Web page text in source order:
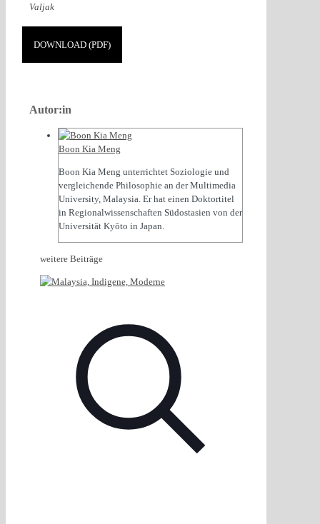
Valjak
DOWNLOAD (PDF)
Autor:in
Boon Kia Meng
Boon Kia Meng unterrichtet Soziologie und
vergleichende Philosophie an der Multimedia
University, Malaysia. Er hat einen Doktortitel
in Regionalwissenschaften Südostasien von der
Universität Kyōto in Japan.
weitere Beiträge